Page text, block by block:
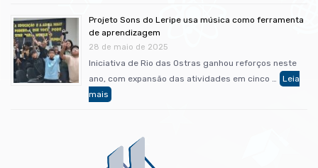
Projeto Sons do Leripe usa música como ferramenta
de aprendizagem
28 de maio de 2025
Iniciativa de Rio das Ostras ganhou reforços neste
ano, com expansão das atividades em cinco …